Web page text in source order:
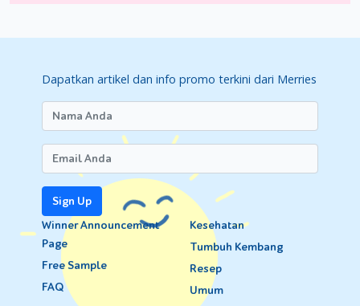
Moms dalam memantau pertumbuhan Si Kecil dengan baik.
Dapatkan artikel dan info promo terkini dari Merries
Sign Up
Winner Announcement
Page
Free Sample
FAQ
Kesehatan
Tumbuh Kembang
Resep
Umum